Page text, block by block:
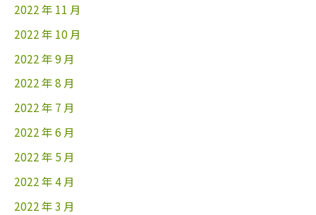
2022 年 11 月
2022 年 10 月
2022 年 9 月
2022 年 8 月
2022 年 7 月
2022 年 6 月
2022 年 5 月
2022 年 4 月
2022 年 3 月